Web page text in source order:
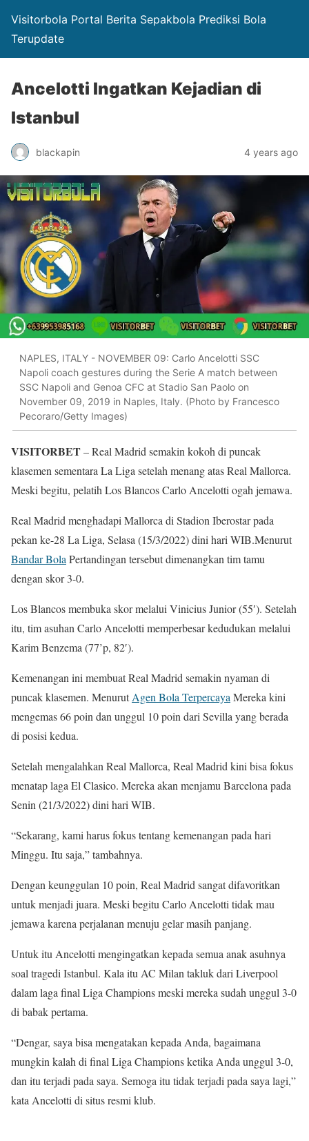
Visitorbola Portal Berita Sepakbola Prediksi Bola
Terupdate
Ancelotti Ingatkan Kejadian di
Istanbul
blackapin 4 years ago
NAPLES, ITALY - NOVEMBER 09: Carlo Ancelotti SSC
Napoli coach gestures during the Serie A match between
SSC Napoli and Genoa CFC at Stadio San Paolo on
November 09, 2019 in Naples, Italy. (Photo by Francesco
Pecoraro/Getty Images)
VISITORBET– Real Madrid semakin kokoh di puncak
klasemen sementara La Liga setelah menang atas Real Mallorca.
Meski begitu, pelatih Los Blancos Carlo Ancelotti ogah jemawa.
Real Madrid menghadapi Mallorca di Stadion Iberostar pada
pekan ke-28 La Liga, Selasa (15/3/2022) dini hari WIB.Menurut
Bandar Bola Pertandingan tersebut dimenangkan tim tamu
dengan skor 3-0.
Los Blancos membuka skor melalui Vinicius Junior (55′). Setelah
itu, tim asuhan Carlo Ancelotti memperbesar kedudukan melalui
Karim Benzema (77’p, 82′).
Kemenangan ini membuat Real Madrid semakin nyaman di
puncak klasemen. MenurutAgen Bola Terpercaya Mereka kini
mengemas 66 poin dan unggul 10 poin dari Sevilla yang berada
di posisi kedua.
Setelah mengalahkan Real Mallorca, Real Madrid kini bisa fokus
menatap laga El Clasico. Mereka akan menjamu Barcelona pada
Senin (21/3/2022) dini hari WIB.
“Sekarang, kami harus fokus tentang kemenangan pada hari
Minggu. Itu saja,” tambahnya.
Dengan keunggulan 10 poin, Real Madrid sangat difavoritkan
untuk menjadi juara. Meski begitu Carlo Ancelotti tidak mau
jemawa karena perjalanan menuju gelar masih panjang.
Untuk itu Ancelotti mengingatkan kepada semua anak asuhnya
soal tragedi Istanbul. Kala itu AC Milan takluk dari Liverpool
dalam laga final Liga Champions meski mereka sudah unggul 3-0
di babak pertama.
“Dengar, saya bisa mengatakan kepada Anda, bagaimana
mungkin kalah di final Liga Champions ketika Anda unggul 3-0,
dan itu terjadi pada saya. Semoga itu tidak terjadi pada saya lagi,”
kata Ancelotti di situs resmi klub.